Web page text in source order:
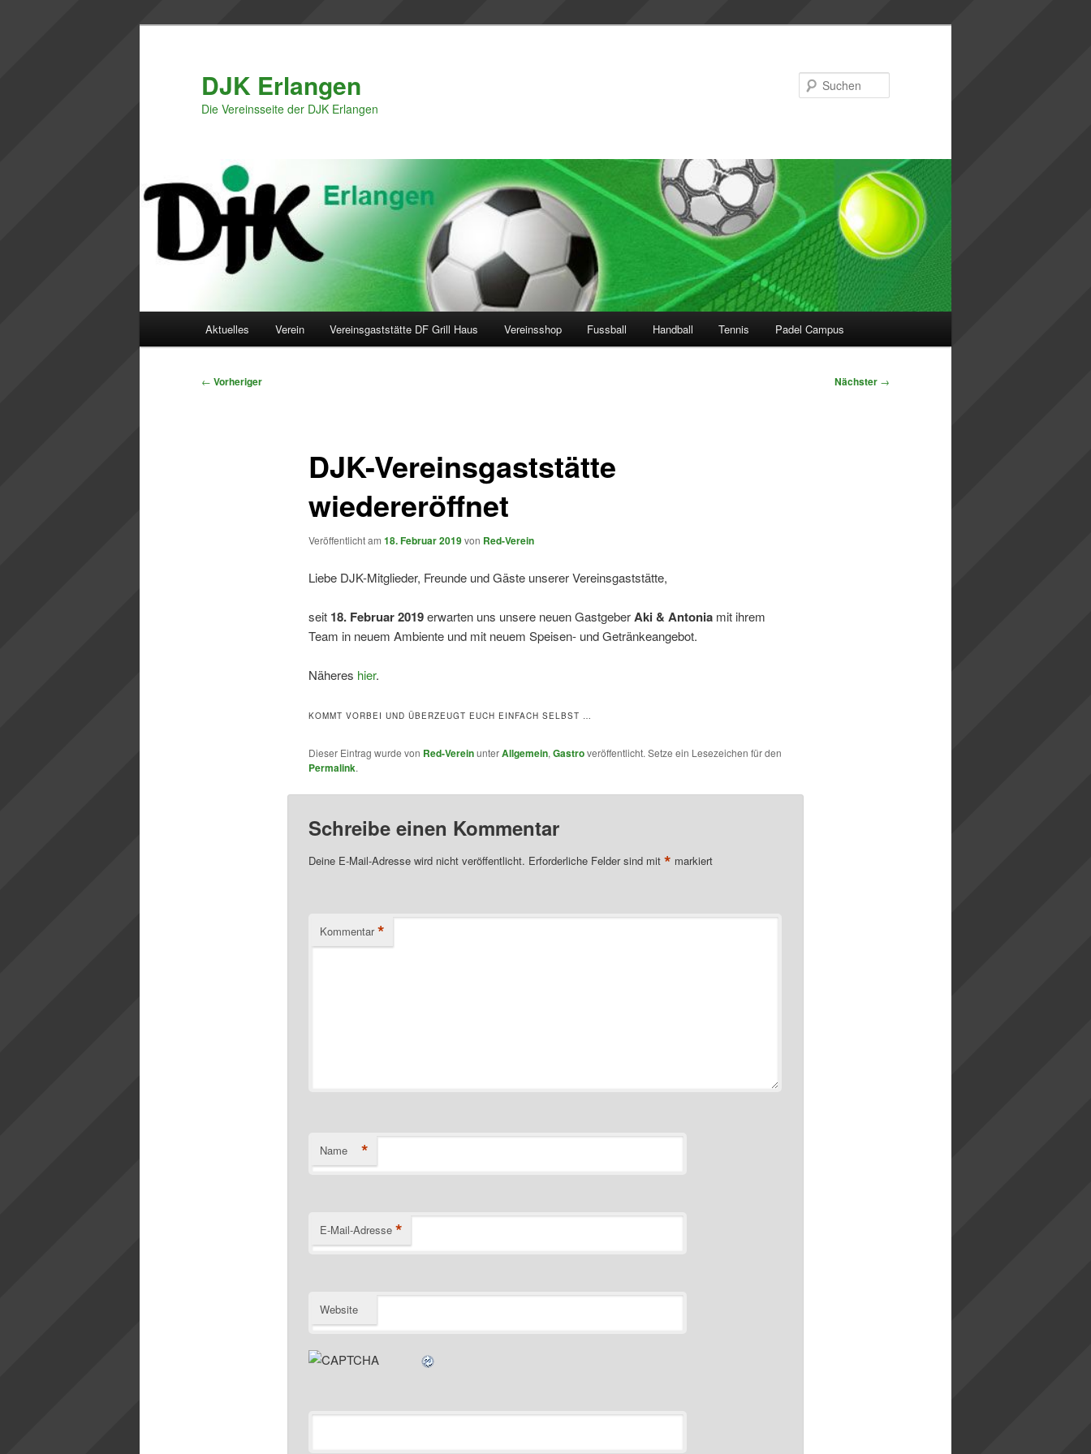
DJK Erlangen
Die Vereinsseite der DJK Erlangen
Aktuelles Verein Vereinsgaststätte DF Grill Haus Vereinsshop Fussball Handball Tennis Padel Campus
Beitragsnavigation
← Vorheriger Nächster →
DJK-Vereinsgaststätte
wiedereröffnet
Veröffentlicht am 18. Februar 2019von Red-Verein
Liebe DJK-Mitglieder, Freunde und Gäste unserer Vereinsgaststätte,
seit 18. Februar 2019erwarten uns unsere neuen GastgeberAki & Antoniamit ihrem
Team in neuem Ambiente und mit neuem Speisen- und Getränkeangebot.
Näheres hier.
KOMMT VORBEI UND ÜBERZEUGT EUCH EINFACH SELBST …
Dieser Eintrag wurde von Red-VereinunterAllgemein, Gastroveröffentlicht. Setze ein Lesezeichen für den
Permalink.
Schreibe einen Kommentar
Deine E-Mail-Adresse wird nicht veröffentlicht. Erforderliche Felder sind mit * markiert
Kommentar *
Name *
E-Mail-Adresse *
Website